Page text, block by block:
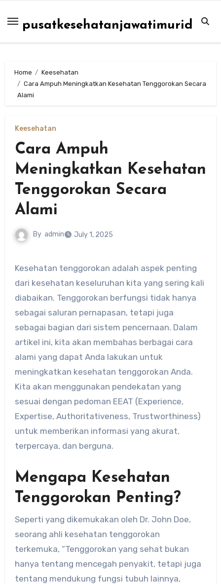
content
pusatkesehatanjawatimurid
Home
Keesehatan
Cara Ampuh Meningkatkan Kesehatan Tenggorokan Secara
Alami
Keesehatan
Cara Ampuh
Meningkatkan Kesehatan
Tenggorokan Secara
Alami
By admin July 1, 2025
Kesehatan tenggorokan adalah aspek penting
dari kesehatan keseluruhan kita yang sering kali
diabaikan. Tenggorokan berfungsi tidak hanya
sebagai saluran pernapasan, tetapi juga
sebagai bagian dari sistem pencernaan. Dalam
artikel ini, kita akan membahas berbagai cara
alami yang dapat Anda lakukan untuk
meningkatkan kesehatan tenggorokan Anda.
Kita akan menggunakan pendekatan yang
sesuai dengan pedoman EEAT (Experience,
Expertise, Authoritativeness, Trustworthiness)
untuk memberikan informasi yang akurat,
terpercaya, dan berguna.
Mengapa Kesehatan
Tenggorokan Penting?
Seperti yang dikemukakan oleh Dr. John Doe,
seorang ahli kesehatan tenggorokan
terkemuka, “Tenggorokan yang sehat bukan
hanya tentang mencegah penyakit, tetapi juga
tentang mendukung fungsi tubuh lainnya,